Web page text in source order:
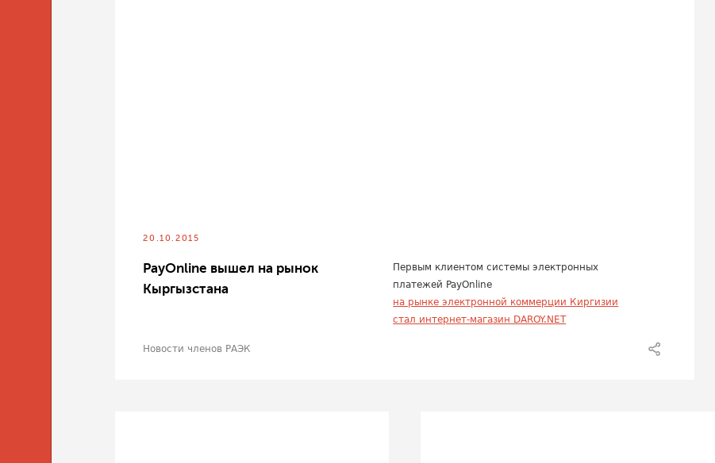
20.10.2015
PayOnline вышел на рынок
Кыргызстана
Первым клиентом системы электронных
платежей PayOnline
на рынке электронной коммерции Киргизии
стал интернет-магазин DAROY.NET
Новости членов РАЭК